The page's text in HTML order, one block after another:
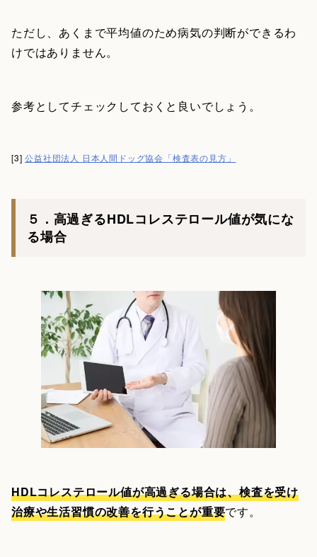
ただし、あくまで平均値のため病気の判断ができるわ
けではありません。
参考としてチェックしておくと良いでしょう。
[3]公益社団法人 日本人間ドッグ協会「検査表の見方」
５．高過ぎるHDLコレステロール値が気にな
る場合
HDLコレステロール値が高過ぎる場合は、検査を受け
治療や生活習慣の改善を行うことが重要です。